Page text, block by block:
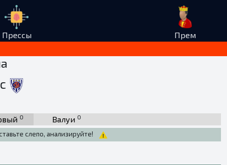
Прессы Прем
0 Валуи 0
слепо, анализируйте!